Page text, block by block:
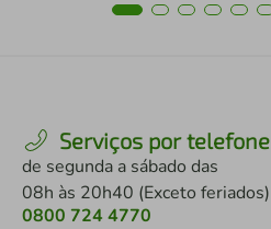
Serviços por telefone
de segunda a sábado das
08h às 20h40 (Exceto feriados)
0800 724 4770